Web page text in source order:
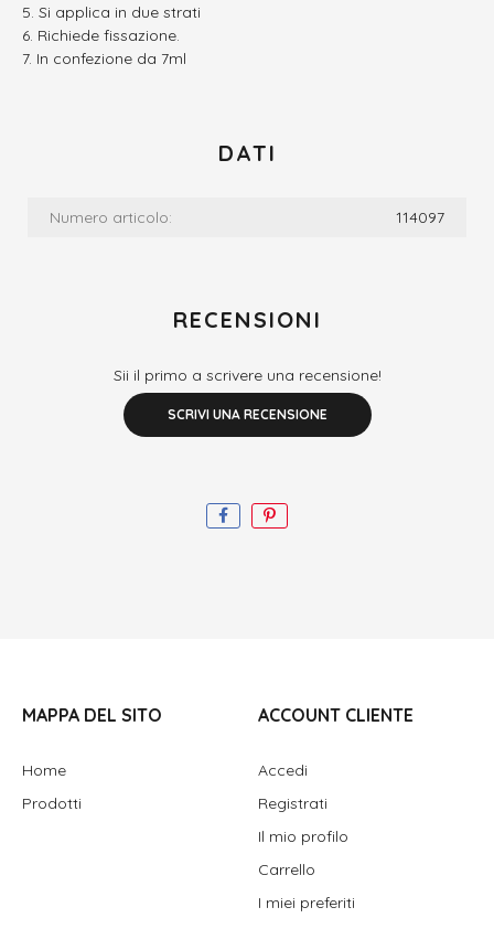
Si applica in due strati
Richiede fissazione.
In confezione da 7ml
DATI
Numero articolo: 114097
RECENSIONI
Sii il primo a scrivere una recensione!
SCRIVI UNA RECENSIONE
MAPPA DEL SITO
Home
Prodotti
ACCOUNT CLIENTE
Accedi
Registrati
Il mio profilo
Carrello
I miei preferiti